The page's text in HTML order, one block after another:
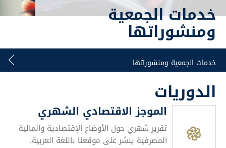
خدمات الجمعية
ومنشوراتها
الدوريات
الموجز الاقتصادي الشهري
تقرير شهري حول الأوضاع الإقتصادية والمالية
المصرفية ينشر على موقعنا باللغة العربية.